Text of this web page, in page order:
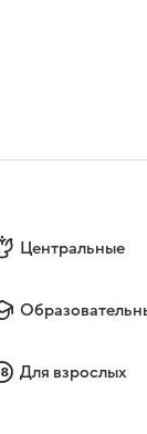
Центральные
Для взрослых